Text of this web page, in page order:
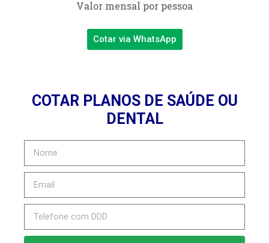
Valor mensal por pessoa
Cotar via WhatsApp
COTAR PLANOS DE SAÚDE OU
DENTAL